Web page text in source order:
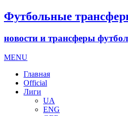
Футбольные
новости и трансферы
MENU
Главная
Official
Лиги
UA
ENG